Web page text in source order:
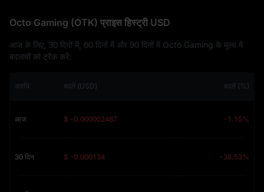
Octo Gaming (OTK) प्राइस हिस्ट्री USD
आज के लिए, 30 दिनों में, 60 दिनों में और 90 दिनों में Octo Gaming के मूल्य में
बदलावों को ट्रैक करें:
अवधि बदलें (USD) बदलें (%)
आज $ -0.000002487 -1.15%
30 दिन $ -0.000134 -38.53%